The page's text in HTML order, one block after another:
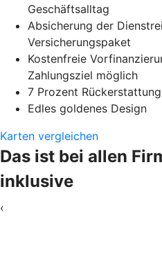
Geschäftsalltag
Absicherung der
Versicherungspaket
Kostenfreie
Zahlungsziel möglich
7 Prozent
Edles goldenes Design
Karten vergleichen
Das ist bei allen
inklusive
‹